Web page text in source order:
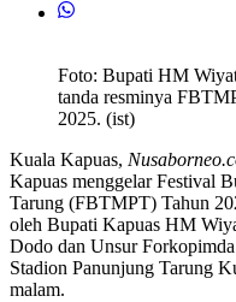
Foto: Bupati HM
tanda resminya
2025. (ist)
Kuala Kapuas,
Kapuas menggelar Festival
Tarung (FBTMPT) Tahun
oleh Bupati Kapuas HM
Dodo dan Unsur
Stadion Panunjung Tarung
malam.